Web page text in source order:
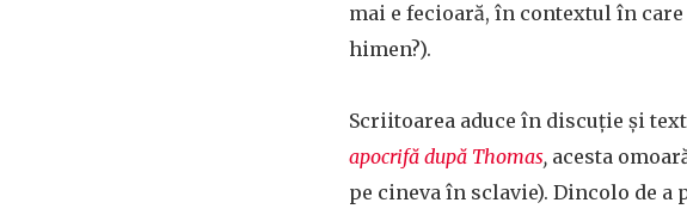
mai e fecioară, în contextul în
himen?).
Scriitoarea aduce în discuție și
apocrifă după Thomas, acesta
pe cineva în sclavie). Dincolo de